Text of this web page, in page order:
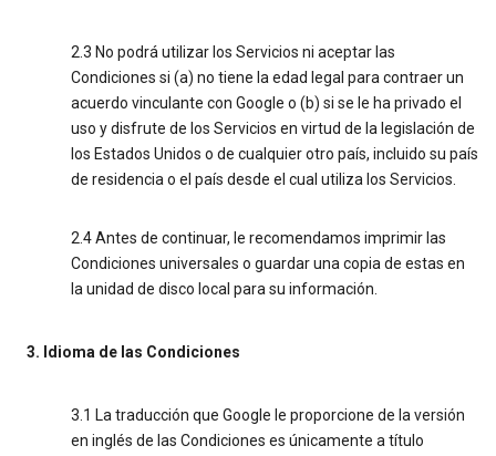
2.3 No podrá utilizar los Servicios ni aceptar las
Condiciones si (a) no tiene la edad legal para contraer un
acuerdo vinculante con Google o (b) si se le ha privado el
uso y disfrute de los Servicios en virtud de la legislación de
los Estados Unidos o de cualquier otro país, incluido su país
de residencia o el país desde el cual utiliza los Servicios.
2.4 Antes de continuar, le recomendamos imprimir las
Condiciones universales o guardar una copia de estas en
la unidad de disco local para su información.
3. Idioma de las Condiciones
3.1 La traducción que Google le proporcione de la versión
en inglés de las Condiciones es únicamente a título